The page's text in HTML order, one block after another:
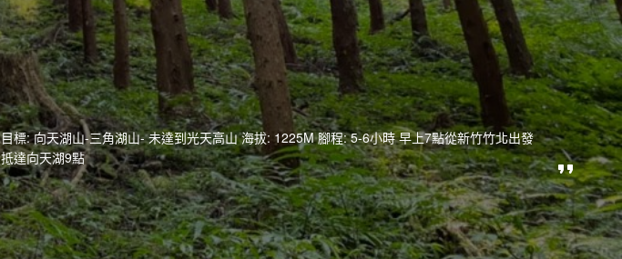
目標: 向天湖山-三角湖山- 未達到光天高山 海拔: 1225M 腳程: 5-6小時 早上7點從新竹竹北出發
抵達向天湖9點